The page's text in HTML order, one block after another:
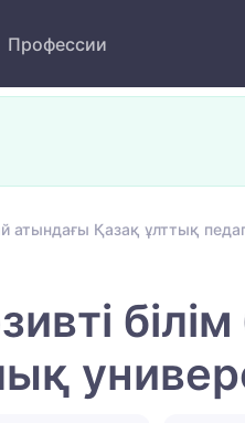
Профессии
атындағы Қазақ ұлттық